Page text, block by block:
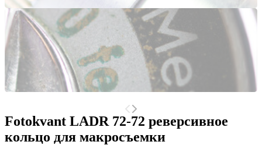
Fotokvant LADR 72-72 реверсивное
кольцо для макросъемки